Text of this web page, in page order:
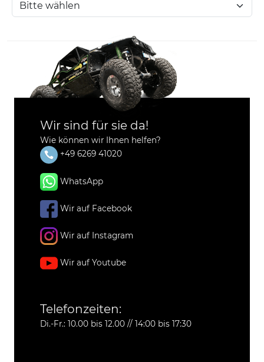
Wir sind für sie da!
Wie können wir Ihnen helfen?
+49 6269 41020
WhatsApp
Wir auf Facebook
Wir auf Instagram
Wir auf Youtube
Telefonzeiten:
Di.-Fr.: 10.00 bis 12.00 // 14:00 bis 17:30